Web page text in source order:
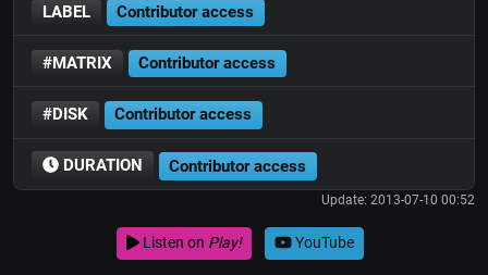
LABEL Contributor access
#MATRIX Contributor access
#DISK Contributor access
DURATION Contributor access
Update: 2013-07-10 00:52
Listen on Play! YouTube